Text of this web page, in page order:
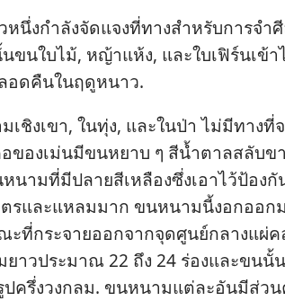
หนึ่ง​กำลัง​จัดแจง​ที่​ทาง​สำหรับ​การ​จำ
ขน​ใบ​ไม้, หญ้า​แห้ง, และ​ใบ​เฟิร์น​เข้า​
อด​คืน​ใน​ฤดู​หนาว.
ชิง​เขา, ใน​ทุ่ง, และ​ใน​ป่า ไม่​มี​ทาง​ที่​
ของ​เม่น​มี​ขน​หยาบ ๆ สี​น้ำตาล​สลับ​ข
าม​ที่​มี​ปลาย​สี​เหลือง​ซึ่ง​เอา​ไว้​ป้อง
ร​และ​แหลม​มาก ขน​หนาม​นี้​งอก​ออก​
ะ​ที่​กระจาย​ออก​จาก​จุด​ศูนย์กลาง​แผ่​
าว​ประมาณ 22 ถึง 24 ร่อง​และ​ขน​นั้
ป​ครึ่ง​วง​กลม. ขน​หนาม​แต่​ละ​อัน​มี​ส่ว